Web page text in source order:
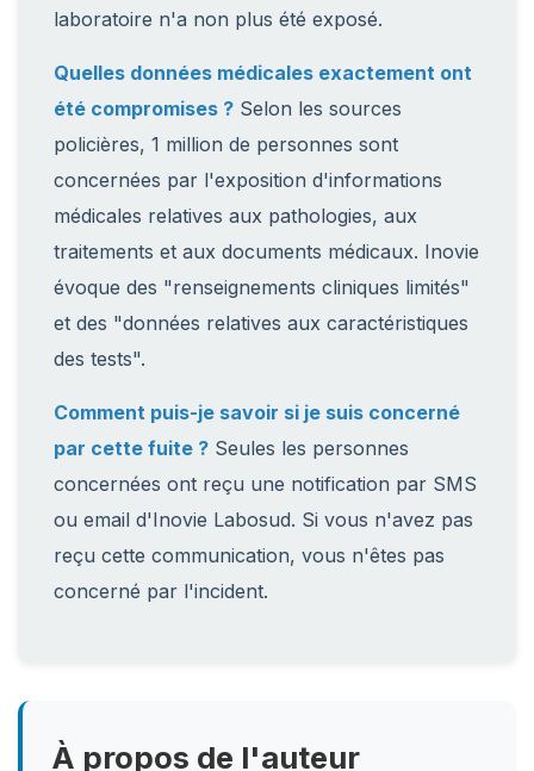
laboratoire n'a non plus été exposé.
Quelles données médicales exactement ont
été compromises ? Selon les sources
policières, 1 million de personnes sont
concernées par l'exposition d'informations
médicales relatives aux pathologies, aux
traitements et aux documents médicaux. Inovie
évoque des "renseignements cliniques limités"
et des "données relatives aux caractéristiques
des tests".
Comment puis-je savoir si je suis concerné
par cette fuite ? Seules les personnes
concernées ont reçu une notification par SMS
ou email d'Inovie Labosud. Si vous n'avez pas
reçu cette communication, vous n'êtes pas
concerné par l'incident.
À propos de l'auteur